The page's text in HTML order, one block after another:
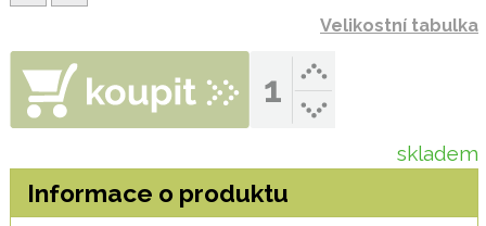
Velikostní tabulka
skladem
Informace o produktu